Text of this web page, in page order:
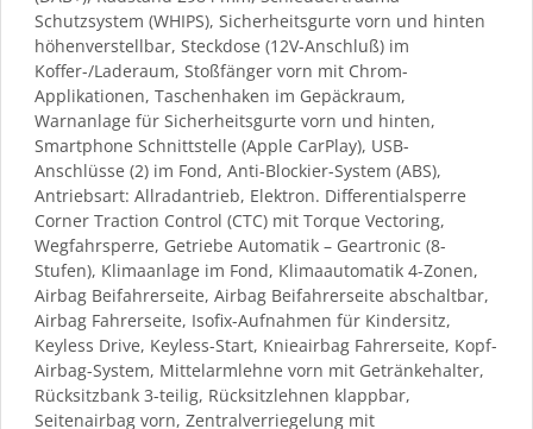
Schutzsystem (WHIPS), Sicherheitsgurte vorn und hinten
höhenverstellbar, Steckdose (12V-Anschluß) im
Koffer-/Laderaum, Stoßfänger vorn mit Chrom-
Applikationen, Taschenhaken im Gepäckraum,
Warnanlage für Sicherheitsgurte vorn und hinten,
Smartphone Schnittstelle (Apple CarPlay), USB-
Anschlüsse (2) im Fond, Anti-Blockier-System (ABS),
Antriebsart: Allradantrieb, Elektron. Differentialsperre
Corner Traction Control (CTC) mit Torque Vectoring,
Wegfahrsperre, Getriebe Automatik – Geartronic (8-
Stufen), Klimaanlage im Fond, Klimaautomatik 4-Zonen,
Airbag Beifahrerseite, Airbag Beifahrerseite abschaltbar,
Airbag Fahrerseite, Isofix-Aufnahmen für Kindersitz,
Keyless Drive, Keyless-Start, Knieairbag Fahrerseite, Kopf-
Airbag-System, Mittelarmlehne vorn mit Getränkehalter,
Rücksitzbank 3-teilig, Rücksitzlehnen klappbar,
Seitenairbag vorn, Zentralverriegelung mit